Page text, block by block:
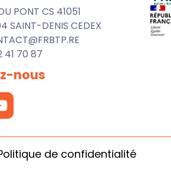
PONT CS 41051
SAINT-DENIS CEDEX
41 70 87
nous
de confidentialité